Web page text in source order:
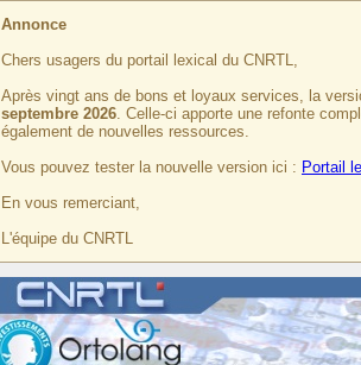
Annonce
Chers usagers du portail lexical du CNRTL,
Après vingt ans de bons et loyaux services, la
septembre 2026. Celle-ci apporte une refonte
également de nouvelles ressources.
Vous pouvez tester la nouvelle version ici : Portail
En vous remerciant,
L'équipe du CNRTL